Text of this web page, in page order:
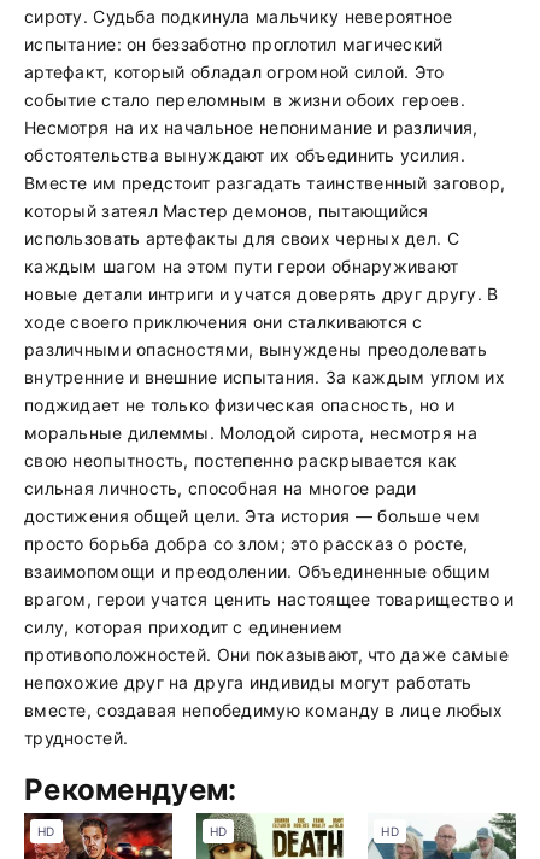
сироту. Судьба подкинула мальчику невероятное
испытание: он беззаботно проглотил магический
артефакт, который обладал огромной силой. Это
событие стало переломным в жизни обоих героев.
Несмотря на их начальное непонимание и различия,
обстоятельства вынуждают их объединить усилия.
Вместе им предстоит разгадать таинственный заговор,
который затеял Мастер демонов, пытающийся
использовать артефакты для своих черных дел. С
каждым шагом на этом пути герои обнаруживают
новые детали интриги и учатся доверять друг другу. В
ходе своего приключения они сталкиваются с
различными опасностями, вынуждены преодолевать
внутренние и внешние испытания. За каждым углом их
поджидает не только физическая опасность, но и
моральные дилеммы. Молодой сирота, несмотря на
свою неопытность, постепенно раскрывается как
сильная личность, способная на многое ради
достижения общей цели. Эта история — больше чем
просто борьба добра со злом; это рассказ о росте,
взаимопомощи и преодолении. Объединенные общим
врагом, герои учатся ценить настоящее товарищество и
силу, которая приходит с единением
противоположностей. Они показывают, что даже самые
непохожие друг на друга индивиды могут работать
вместе, создавая непобедимую команду в лице любых
трудностей.
Рекомендуем:
HD HD HD